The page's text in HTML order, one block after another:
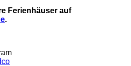
Ferienhäuser auf
.